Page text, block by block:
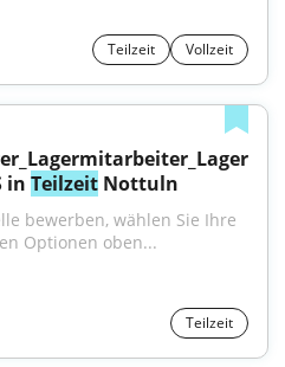
Teilzeit Vollzeit
in Teilzeit Nottuln
bewerben, wählen Sie Ihre
Optionen oben...
Teilzeit